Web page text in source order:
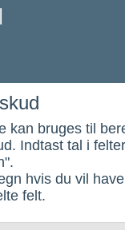
kan bruges til
Indtast tal i
hvis du vil
felt.